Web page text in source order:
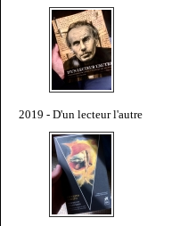
2019 - D'un lecteur l'autre